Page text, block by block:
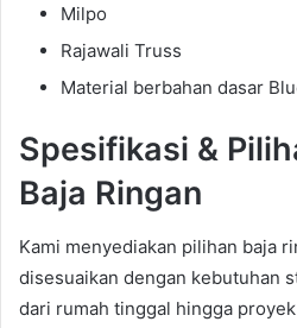
Milpo
Rajawali Truss
Material berbahan dasar
Spesifikasi &
Baja Ringan
Kami menyediakan pilihan baja
disesuaikan dengan kebutuhan
dari rumah tinggal hingga